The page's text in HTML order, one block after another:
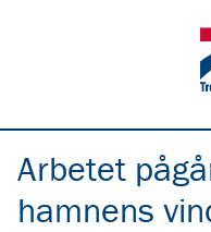
Arbetet
hamnens